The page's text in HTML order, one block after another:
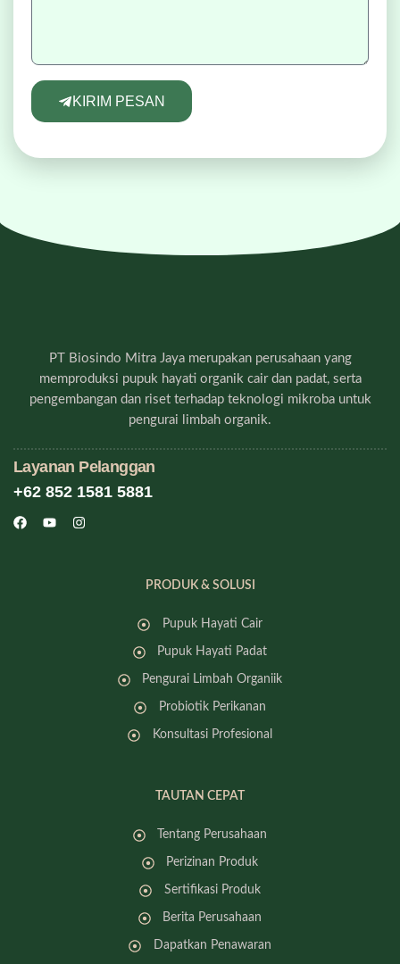
KIRIM PESAN
PT Biosindo Mitra Jaya merupakan perusahaan yang
memproduksi pupuk hayati organik cair dan padat, serta
pengembangan dan riset terhadap teknologi mikroba untuk
pengurai limbah organik.
Layanan Pelanggan
+62 852 1581 5881
PRODUK & SOLUSI
Pupuk Hayati Cair
Pupuk Hayati Padat
Pengurai Limbah Organiik
Probiotik Perikanan
Konsultasi Profesional
TAUTAN CEPAT
Tentang Perusahaan
Perizinan Produk
Sertifikasi Produk
Berita Perusahaan
Dapatkan Penawaran